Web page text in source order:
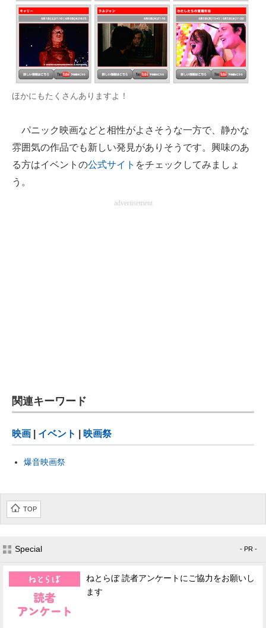
ほかにもたくさんありますよ！
パニック映画などと相性がよさそうな一方で、静かな
雰囲気の作品でも新しい発見がありそうです。興味のあ
る方はイベントの公式サイト をチェックしてみましょ
う。
advertisement
関連キーワード
映画 イベント 映画祭
爆音映画祭
TOP
Special - PR -
ねとらぼ 読者アンケートにご協力をお願いし
ます